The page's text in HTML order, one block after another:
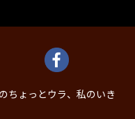
ちょっとウラ、私のいき